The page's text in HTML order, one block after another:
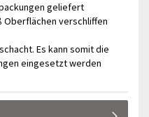
geliefert
Oberflächen verschliffen
Es kann somit die
eingesetzt werden